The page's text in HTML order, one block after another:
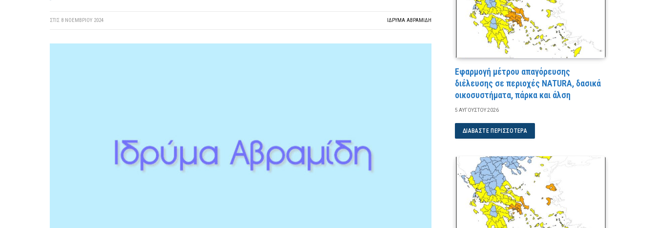
ΣΤΙΣ 8 ΝΟΕΜΒΡΊΟΥ 2024 ΙΔΡΎΜΑ ΑΒΡΑΜΊΔΗ
Εφαρμογή μέτρου απαγόρευσης
διέλευσης σε περιοχές NATURA, δασικά
οικοσυστήματα, πάρκα και άλση
5 ΑΥΓΟΎΣΤΟΥ 2026
ΔΙΑΒΆΣΤΕ ΠΕΡΙΣΣΌΤΕΡΑ